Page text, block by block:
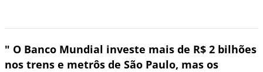
" O Banco Mundial investe mais de R$ 2 bilhões
nos trens e metrôs de São Paulo, mas os